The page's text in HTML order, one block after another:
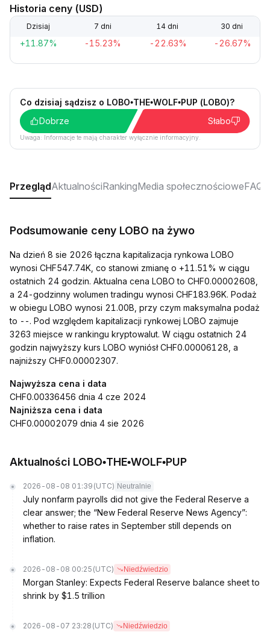
Historia ceny (USD)
Dzisiaj 7 dni 14 dni 30 dni
+11.87% -15.23% -22.63% -26.67%
Co dzisiaj sądzisz o LOBO•THE•WOLF•PUP (LOBO)?
Dobrze
Słabo
Uwaga: Informacje te mają charakter wyłącznie informacyjny.
PrzeglądAktualnościRankingMedia społecznościoweFAQ
Podsumowanie ceny LOBO na żywo
Na dzień 8 sie 2026 łączna kapitalizacja rynkowa LOBO
wynosi CHF547.74K, co stanowi zmianę o +11.51% w ciągu
ostatnich 24 godzin. Aktualna cena LOBO to CHF0.00002608,
a 24-godzinny wolumen tradingu wynosi CHF183.96K. Podaż
w obiegu LOBO wynosi 21.00B, przy czym maksymalna podaż
to --. Pod względem kapitalizacji rynkowej LOBO zajmuje
3263 miejsce w rankingu kryptowalut. W ciągu ostatnich 24
godzin najwyższy kurs LOBO wyniósł CHF0.00006128, a
najniższy CHF0.00002307.
Najwyższa cena i data
CHF0.00336456 dnia 4 cze 2024
Najniższa cena i data
CHF0.00002079 dnia 4 sie 2026
Aktualności LOBO•THE•WOLF•PUP
2026-08-08 01:39 (UTC) Neutralnie
July nonfarm payrolls did not give the Federal Reserve a
clear answer; the “New Federal Reserve News Agency”:
whether to raise rates in September still depends on
inflation.
2026-08-08 00:25 (UTC) Niedźwiedzio
Morgan Stanley: Expects Federal Reserve balance sheet to
shrink by $1.5 trillion
2026-08-07 23:28 (UTC) Niedźwiedzio